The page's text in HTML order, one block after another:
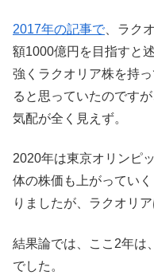
2017年の記事で、ラク
額1000億円を目指すと
強くラクオリア株を持
ると思っていたのです
気配が全く見えず。
2020年は東京オリンピ
体の株価も上がってい
りましたが、ラクオリ
結果論では、ここ2年は
でした。